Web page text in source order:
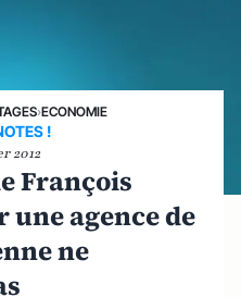
›ECONOMIE
!
2012
François
une agence de
ne